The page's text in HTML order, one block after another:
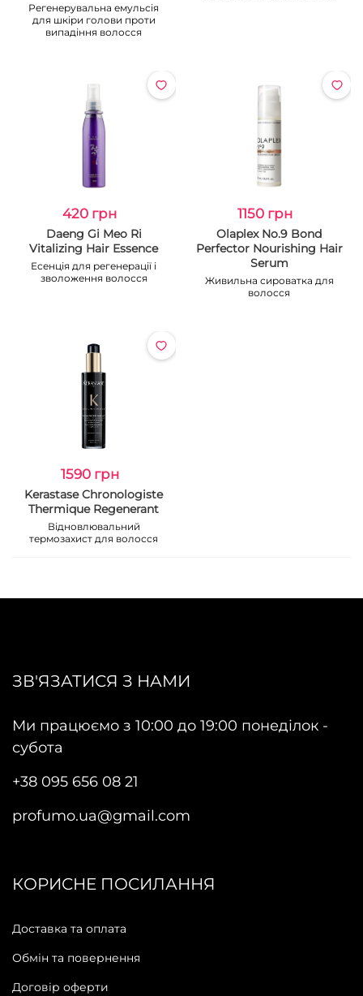
Регенерувальна емульсія
для шкіри голови проти
випадіння волосся
420 грн
Daeng Gi Meo Ri
Vitalizing Hair Essence
Есенція для регенерації і
зволоження волосся
1150 грн
Olaplex No.9 Bond
Perfector Nourishing Hair
Serum
Живильна сироватка для
волосся
1590 грн
Kerastase Chronologiste
Thermique Regenerant
Відновлювальний
термозахист для волосся
ЗВ'ЯЗАТИСЯ З НАМИ
Ми працюємо з 10:00 до 19:00 понеділок -
субота
+38 095 656 08 21
profumo.ua@gmail.com
КОРИСНЕ ПОСИЛАННЯ
Доставка та оплата
Обмін та повернення
Договір оферти